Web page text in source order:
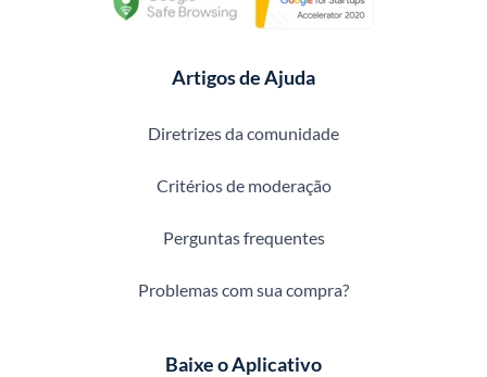
Artigos de Ajuda
Diretrizes da comunidade
Critérios de moderação
Perguntas frequentes
Problemas com sua compra?
Baixe o Aplicativo